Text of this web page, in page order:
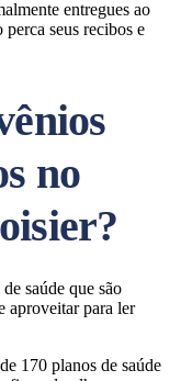
entregues ao
seus recibos e
no
saúde que são
aproveitar para ler
170 planos de saúde